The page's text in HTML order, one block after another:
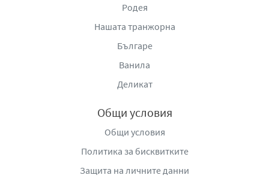
Родея
Нашата транжорна
Българе
Ванила
Деликат
Общи условия
Общи условия
Политика за бисквитките
Защита на личните данни